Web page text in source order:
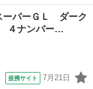
グレード名： ス
実走行 ５ＭＴ 純
ーパーＧＬ ダーク
４ナンバー…
提携サイト 7月21日